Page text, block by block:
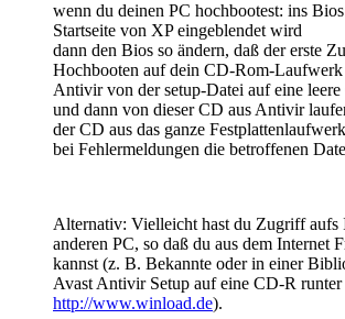
wenn du deinen PC hochbootest: ins
Startseite von XP eingeblendet wird
dann den Bios so ändern, daß der erste
Hochbooten auf dein CD-Rom-
Antivir von der setup-Datei auf eine
und dann von dieser CD aus Antivir
der CD aus das ganze
bei Fehlermeldungen die betroffenen
Alternativ: Vielleicht hast du Zugriff aufs
anderen PC, so daß du aus dem Internet
kannst (z. B. Bekannte oder in einer
Avast Antivir Setup auf eine CD-R
http://www.winload.de).